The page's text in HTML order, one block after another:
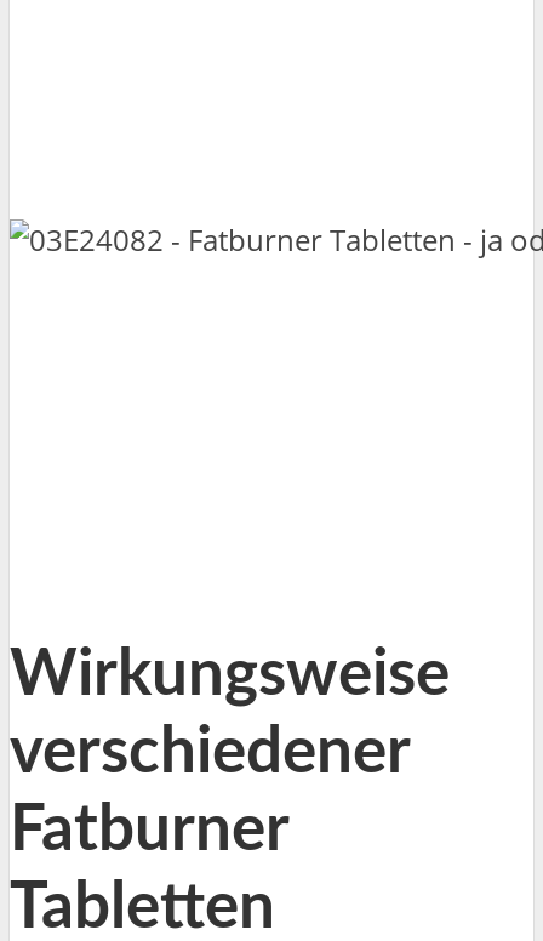
Wirkungsweise
verschiedener
Fatburner
Tabletten